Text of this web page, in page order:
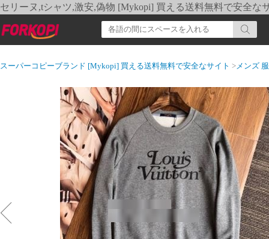
セリーヌ,tシャツ,激安,偽物 [Mykopi] 買える送料無料で安全な
スーパーコピーブランド [Mykopi] 買える送料無料で安全なサイト >メンズ 服